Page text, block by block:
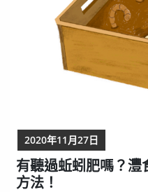
有聽過蚯蚓肥嗎？
方法！
2020年11月27日